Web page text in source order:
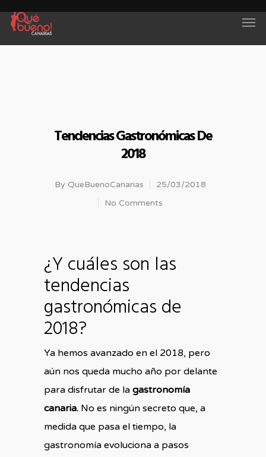
Tendencias Gastronómicas De
2018
By QueBuenoCanarias
25/03/2018
No Comments
¿Y cuáles son las
tendencias
gastronómicas de
2018?
Ya hemos avanzado en el 2018, pero
aún nos queda mucho año por delante
para disfrutar de la gastronomía
canaria. No es ningún secreto que, a
medida que pasa el tiempo, la
gastronomía evoluciona a pasos